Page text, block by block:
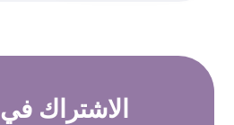
الاشتراك في